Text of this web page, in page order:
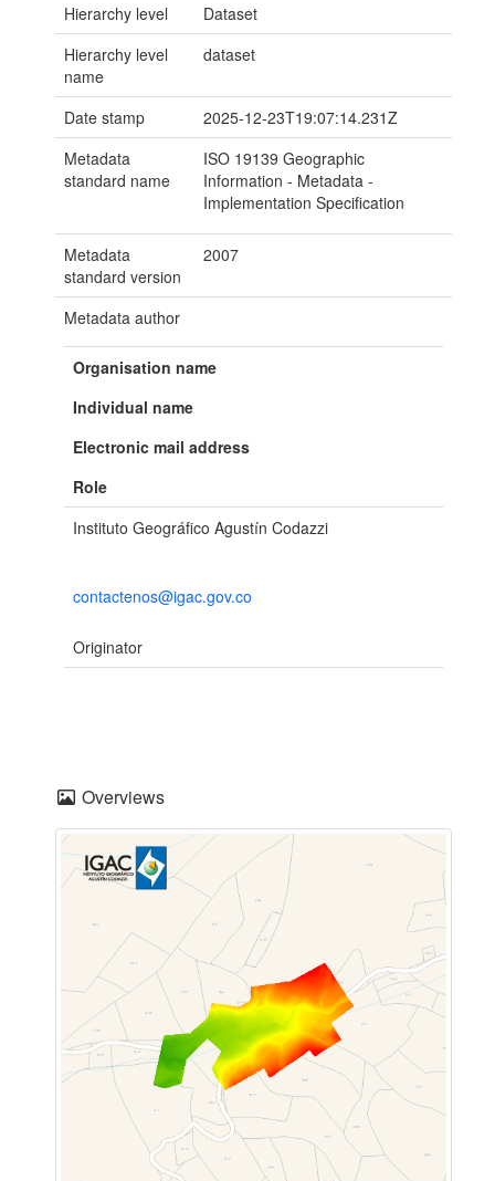
Hierarchy level
Dataset
Hierarchy level
name
dataset
Date stamp
2025-12-23T19:07:14.231Z
Metadata
standard name
ISO 19139 Geographic
Information - Metadata -
Implementation Specification
Metadata
standard version
2007
Metadata author
Organisation name
Individual name
Electronic mail address
Role
Instituto Geográfico Agustín Codazzi
contactenos@igac.gov.co
Originator
Overviews